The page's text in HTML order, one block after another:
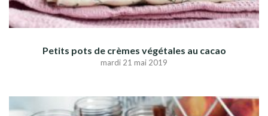
Petits pots de crèmes végétales au cacao
mardi 21 mai 2019